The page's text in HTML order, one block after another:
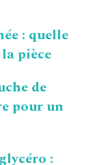
: quelle
pièce
de
pour un
: